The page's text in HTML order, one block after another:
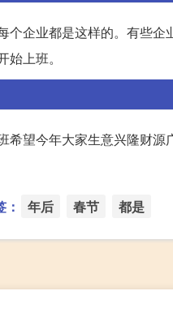
企业都是这样的。有些
上班。
望今年大家生意兴隆财
年后 春节 都是